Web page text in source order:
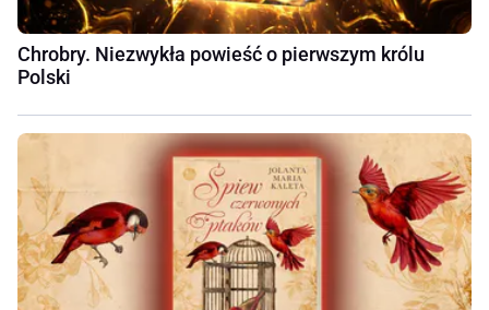
Chrobry. Niezwykła powieść o pierwszym królu
Polski